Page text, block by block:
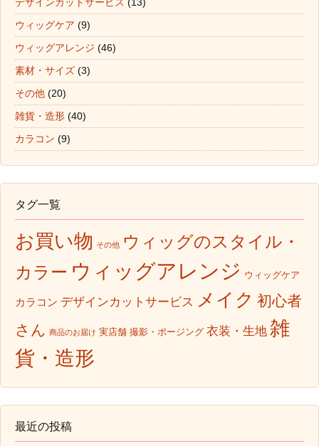
デザインカットサービス (13)
ウィッグケア (9)
ウィッグアレンジ (46)
素材・サイズ (3)
その他 (20)
雑貨・造形 (40)
カラコン (9)
タグ一覧
お買い物 その他 ウィッグのスタイル・
カラー ウィッグアレンジ ウィッグケア
カラコン デザインカットサービス メイク 初心者
さん 商品のお届け 実店舗 撮影・ポージング 衣装・生地 雑
貨・造形
最近の投稿